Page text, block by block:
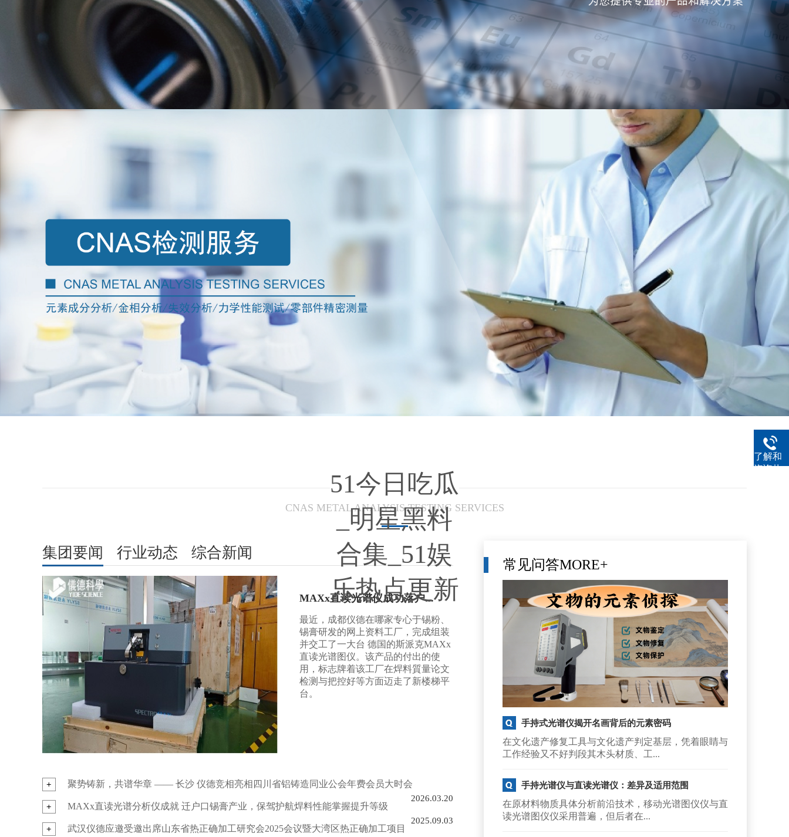
51今日吃瓜
_明星黑料
合集_51娱
乐热点更新
CNAS METAL ANALYSIS TESTING SERVICES
集团要闻 行业动态 综合新闻
MAXx直读光谱仪成功落户...
最近，成都仪德在哪家专心于锡粉、
锡膏研发的网上资料工厂，完成组装
并交工了一大台 德国的斯派克MAXx
直读光谱图仪。该产品的付出的使
用，标志牌着该工厂在焊料質量论文
检测与把控好等方面迈走了新楼梯平
台。
聚势铸新，共谱华章 —— 长沙 仪德竞相亮相四川省铝铸造同业公会年费会员大时会
2026.03.20
MAXx直读光谱分析仪成就 迁户口锡膏产业，保驾护航焊料性能掌握提升等级
2025.09.03
武汉仪德应邀受邀出席山东省热正确加工研究会2025会议暨大湾区热正确加工项目
MORE+
常见问答
手持式光谱仪揭开名画背后的元素密码
在文化遗产修复工具与文化遗产判定基层，凭着眼睛与
工作经验又不好判段其木头材质、工...
手持光谱仪与直读光谱仪：差异及适用范围
在原材料物质具体分析前沿技术，移动光谱图仪仪与直
读光谱图仪仪采用普遍，但后者在...
了解和
咨询热